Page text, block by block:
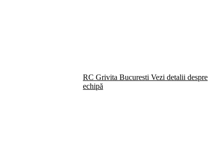
RC Grivita Bucuresti Vezi detalii despre
echipă